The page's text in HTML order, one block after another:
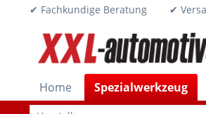
✔ Fachkundige Beratung ✔
Home Spezialwerkzeug